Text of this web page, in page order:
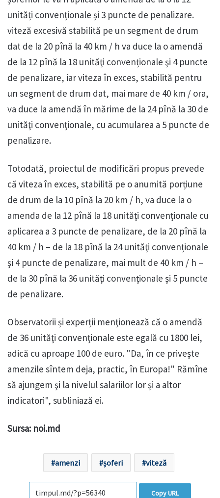
unități convenționale și 3 puncte de penalizare.
viteză excesivă stabilită pe un segment de drum
dat de la 20 pînă la 40 km / h va duce la o amendă
de la 12 pînă la 18 unităţi convenționale şi 4 puncte
de penalizare, iar viteza în exces, stabilită pentru
un segment de drum dat, mai mare de 40 km / ora,
va duce la amendă în mărime de la 24 pînă la 30 de
unităţi convenţionale, cu acumularea a 5 puncte de
penalizare.
Totodată, proiectul de modificări propus prevede
că viteza în exces, stabilită pe o anumită porțiune
de drum de la 10 pînă la 20 km / h, va duce la o
amenda de la 12 pînă la 18 unități convenționale cu
aplicarea a 3 puncte de penalizare, de la 20 pînă la
40 km / h – de la 18 pînă la 24 unităţi convenționale
şi 4 puncte de penalizare, mai mult de 40 km / h –
de la 30 pînă la 36 unităţi convenţionale şi 5 puncte
de penalizare.
Observatorii și experții menţionează că o amendă
de 36 unităţi convenţionale este egală cu 1800 lei,
adică cu aproape 100 de euro. "Da, în ce priveşte
amenzile sîntem deja, practic, în Europa!" Rămîne
să ajungem şi la nivelul salariilor lor și a altor
indicatori", subliniază ei.
Sursa: noi.md
amenzi șoferi viteză
Copy URL